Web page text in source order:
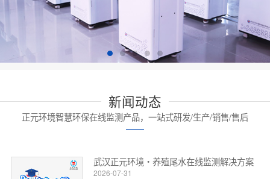
新闻动态
正元环境智慧环保在线监测产品，一站式研发/生产/销售/售后
武汉正元环境・养殖尾水在线监测解决方案
2026-07-31